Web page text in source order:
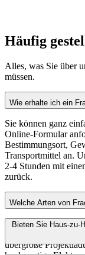
Häufig
Alles, was Sie über
müssen.
Wie erhalte ich ein
Sie können ganz
Online-Formular
Bestimmungsort,
Transportmittel an.
2-4 Stunden mit
zurück.
Welche Arten von
Als Full-Service
übergroße
Bieten Sie Haus-zu-